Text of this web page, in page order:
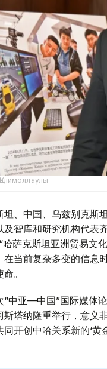
坦、中国、乌兹别克斯
及智库和研究机构代表
哈萨克斯坦亚洲贸易文
在当前复杂多变的信息
。
“中亚—中国”国际媒体
斯塔纳隆重举行，意义
同开创中哈关系新的‘